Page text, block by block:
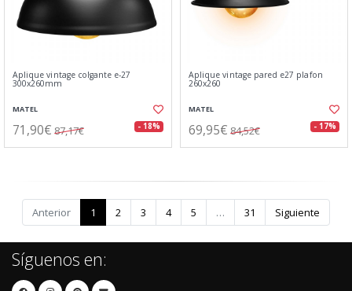
Aplique vintage colgante e-27
300x260mm
MATEL
71,90€ 87,17€ - 18%
Aplique vintage pared e27 plafon
260x260
MATEL
69,95€ 84,52€ - 17%
Anterior 1 2 3 4 5 … 31 Siguiente
Síguenos en: